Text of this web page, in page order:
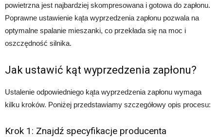
powietrzna jest najbardziej skompresowana i gotowa do zapłonu.
Poprawne ustawienie kąta wyprzedzenia zapłonu pozwala na
optymalne spalanie mieszanki, co przekłada się na moc i
oszczędność silnika.
Jak ustawić kąt wyprzedzenia zapłonu?
Ustalenie odpowiedniego kąta wyprzedzenia zapłonu wymaga
kilku kroków. Poniżej przedstawiamy szczegółowy opis procesu:
Krok 1: Znajdź specyfikacje producenta